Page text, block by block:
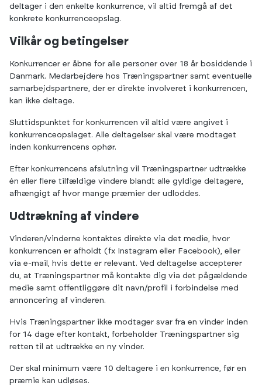
deltager i den enkelte konkurrence, vil altid fremgå af det
konkrete konkurrenceopslag.
Vilkår og betingelser
Konkurrencer er åbne for alle personer over 18 år bosiddende i
Danmark. Medarbejdere hos Træningspartner samt eventuelle
samarbejdspartnere, der er direkte involveret i konkurrencen,
kan ikke deltage.
Sluttidspunktet for konkurrencen vil altid være angivet i
konkurrenceopslaget. Alle deltagelser skal være modtaget
inden konkurrencens ophør.
Efter konkurrencens afslutning vil Træningspartner udtrække
én eller flere tilfældige vindere blandt alle gyldige deltagere,
afhængigt af hvor mange præmier der udloddes.
Udtrækning af vindere
Vinderen/vinderne kontaktes direkte via det medie, hvor
konkurrencen er afholdt (fx Instagram eller Facebook), eller
via e-mail, hvis dette er relevant. Ved deltagelse accepterer
du, at Træningspartner må kontakte dig via det pågældende
medie samt offentliggøre dit navn/profil i forbindelse med
annoncering af vinderen.
Hvis Træningspartner ikke modtager svar fra en vinder inden
for 14 dage efter kontakt, forbeholder Træningspartner sig
retten til at udtrække en ny vinder.
Der skal minimum være 10 deltagere i en konkurrence, før en
præmie kan udløses.